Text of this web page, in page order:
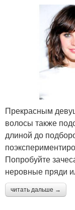
Прекрасным
волосы также
длиной до
Попробуйте
неровные пряди
читать дальше →